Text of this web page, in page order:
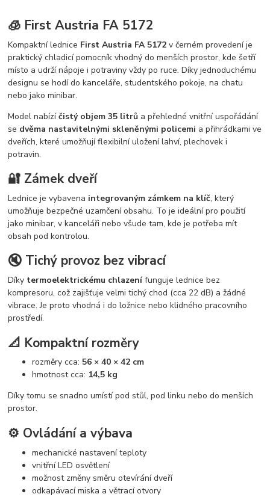
🧊 First Austria FA 5172
Kompaktní lednice First Austria FA 5172 v černém provedení je
praktický chladicí pomocník vhodný do menších prostor, kde šetří
místo a udrží nápoje i potraviny vždy po ruce. Díky jednoduchému
designu se hodí do kanceláře, studentského pokoje, na chatu
nebo jako minibar.
Model nabízíčistý objem 35 litrů a přehledné vnitřní uspořádání
se dvěma nastavitelnými skleněnými policemi a přihrádkami ve
dveřích, které umožňují flexibilní uložení lahví, plechovek i
potravin.
🔐 Zámek dveří
Lednice je vybavena integrovaným zámkem na klíč, který
umožňuje bezpečné uzamčení obsahu. To je ideální pro použití
jako minibar, v kanceláři nebo všude tam, kde je potřeba mít
obsah pod kontrolou.
🔇 Tichý provoz bez vibrací
Díky termoelektrickému chlazenífunguje lednice bez
kompresoru, což zajišťuje velmi tichý chod (cca 22 dB) a žádné
vibrace. Je proto vhodná i do ložnice nebo klidného pracovního
prostředí.
📐 Kompaktní rozměry
rozměry cca: 56 × 40 × 42 cm
hmotnost cca: 14,5 kg
Díky tomu se snadno umístí pod stůl, pod linku nebo do menších
prostor.
⚙️ Ovládání a výbava
mechanické nastavení teploty
vnitřní LED osvětlení
možnost změny směru otevírání dveří
odkapávací miska a větrací otvory